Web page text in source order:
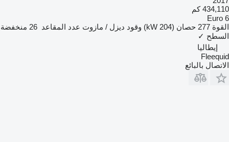
434,110 كم
Euro 6
القوة 277 حصان (204 kW) وقود ديزل / مازوت عدد المقاعد 26 منخفضة
السطح ✓
إيطاليا
Fleequid
الاتصال بالبائع